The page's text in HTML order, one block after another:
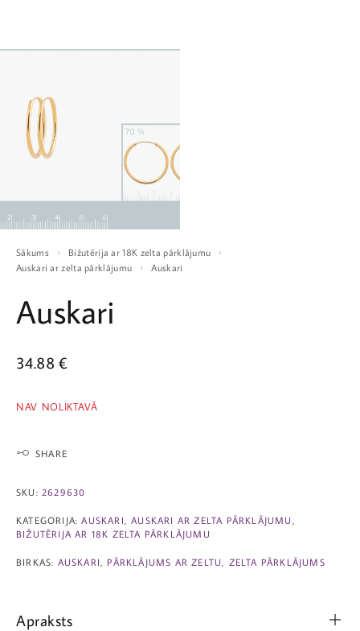
Sākums
Bižutērija ar 18K zelta pārklājumu
Auskari ar zelta pārklājumu
Auskari
Auskari
34.88€
NAV NOLIKTAVĀ
SHARE
SKU: 2629630
KATEGORIJA:AUSKARI ,AUSKARI AR ZELTA PĀRKLĀJUMU
BIŽUTĒRIJA AR 18K ZELTA PĀRKLĀJUMU
BIRKAS: AUSKARI PĀRKLĀJUMS AR ZELTU ZELTA PĀRKLĀJUMS
Apraksts